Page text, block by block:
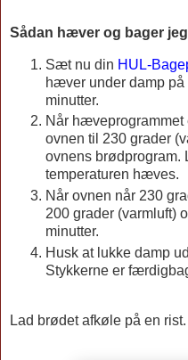
Sådan hæver og bager
Sæt nu din HUL-
hæver under damp
minutter.
Når
ovnen til 230 grader
ovnens brødprogram.
temperaturen hæves.
Når ovnen når 230
200 grader (varmluft)
minutter.
Husk at lukke damp
Stykkerne er
Lad brødet afkøle på en rist.